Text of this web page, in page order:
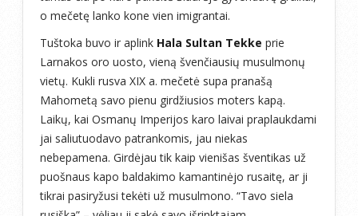
o mečetę lanko kone vien imigrantai.
Tuštoka buvo ir aplink Hala Sultan Tekke prie
Larnakos oro uosto, vieną švenčiausių musulmonų
vietų. Kukli rusva XIX a. mečetė supa pranašą
Mahometą savo pienu girdžiusios moters kapą.
Laikų, kai Osmanų Imperijos karo laivai praplaukdami
jai saliutuodavo patrankomis, jau niekas
nebepamena. Girdėjau tik kaip vienišas šventikas už
puošnaus kapo baldakimo kamantinėjo rusaitę, ar ji
tikrai pasiryžusi tekėti už musulmono. “Tavo siela